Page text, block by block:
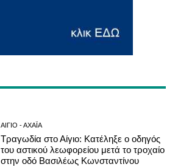
ΑΊΓΙΟ - ΑΧΑΪ́Α
Τραγωδία στο Αίγιο: Κατέληξε ο οδηγός
του αστικού λεωφορείου μετά το τροχαίο
στην οδό Βασιλέως Κωνσταντίνου